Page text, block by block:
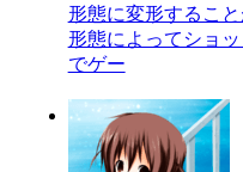
形態に変形するこ
形態によってショ
でゲー